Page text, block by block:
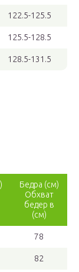
122.5-125.5
125.5-128.5
128.5-131.5
Бедра (см)
Обхват
бедер в
(см)
78
82